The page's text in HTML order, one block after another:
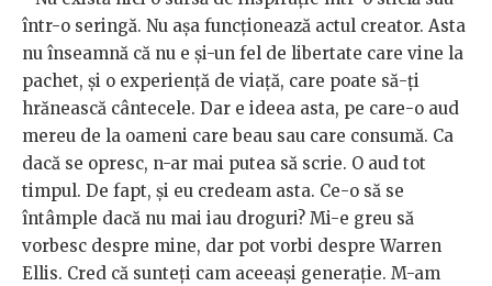
într-o seringă. Nu așa funcționează actul creator. Asta
nu înseamnă că nu e și-un fel de libertate care vine la
pachet, și o experiență de viață, care poate să-ți
hrănească cântecele. Dar e ideea asta, pe care-o aud
mereu de la oameni care beau sau care consumă. Ca
dacă se opresc, n-ar mai putea să scrie. O aud tot
timpul. De fapt, și eu credeam asta. Ce-o să se
întâmple dacă nu mai iau droguri? Mi-e greu să
vorbesc despre mine, dar pot vorbi despre Warren
Ellis. Cred că sunteți cam aceeași generație. M-am